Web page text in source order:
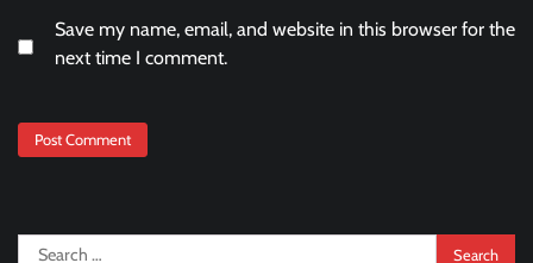
Save my name, email, and website in this browser for the
next time I comment.
Search